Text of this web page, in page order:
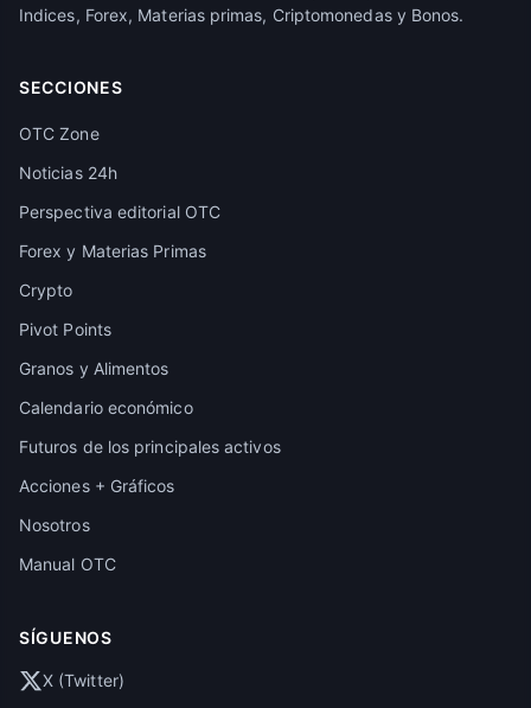
Indices, Forex, Materias primas, Criptomonedas y Bonos.
SECCIONES
OTC Zone
Noticias 24h
Perspectiva editorial OTC
Forex y Materias Primas
Crypto
Pivot Points
Granos y Alimentos
Calendario económico
Futuros de los principales activos
Acciones + Gráficos
Nosotros
Manual OTC
SÍGUENOS
X (Twitter)